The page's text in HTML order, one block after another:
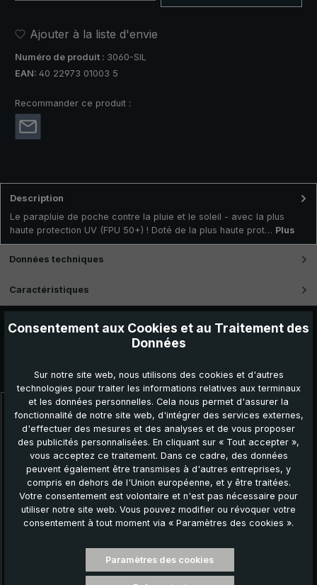
Ajouter à la liste d'envie
Numéro de produit : 3060-SIL
EAN: 40 22973 01003 5
Recommander ce produit :
Description
Le parapluie de poche contre la pluie et le soleil - avec la plus
haute protection UV (FPU 50+) ! Doté de la plus haute prot… Plus
Données techniques
Caractéristiques
Ignorer la galerie de produits
Autres produits que vous pourriez aimer :
Consentement aux Cookies et au Traitement des
Données
Sur notre site web, nous utilisons des cookies et d'autres
technologies pour traiter les informations relatives aux terminaux
et les données personnelles. Cela nous permet d'assurer la
fonctionnalité de notre site web, d'intégrer des services externes,
d'effectuer des mesures et des analyses et de vous proposer
des publicités personnalisées. En cliquant sur « Tout accepter »,
vous acceptez ce traitement. Dans ce cadre, des données
peuvent également être transmises à d'autres entreprises, y
compris en dehors de l'Union européenne, et y être traitées.
Votre consentement est volontaire et n'est pas nécessaire pour
utiliser notre site web. Vous pouvez modifier ou révoquer votre
consentement à tout moment via « Paramètres des cookies ».
Paramètres des cookies